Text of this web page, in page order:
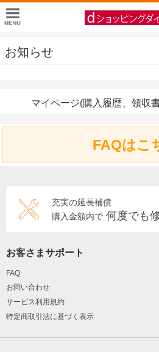
お知らせ
マイページ(購入履歴、領収
FAQはこ
充実の延長補償
購入金額内で 何度でも
お客さまサポート
FAQ
お問い合わせ
サービス利用規約
特定商取引法に基づく表示